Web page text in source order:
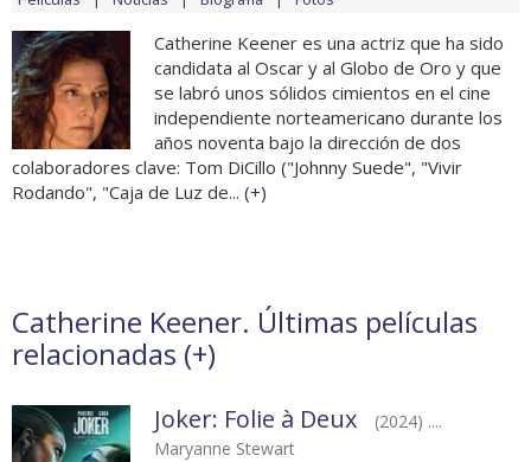
Catherine Keener es una actriz que ha sido
candidata al Oscar y al Globo de Oro y que
se labró unos sólidos cimientos en el cine
independiente norteamericano durante los
años noventa bajo la dirección de dos
colaboradores clave: Tom DiCillo ("Johnny Suede", "Vivir
Rodando", "Caja de Luz de... (+)
Catherine Keener. Últimas películas
relacionadas (+)
Joker: Folie à Deux
(2024) ....
Maryanne Stewart